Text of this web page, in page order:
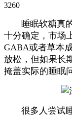
3260
睡眠软糖真的
十分确定，市场
GABA或者草本
放松，但如果长
掩盖实际的睡眠
很多人尝试睡